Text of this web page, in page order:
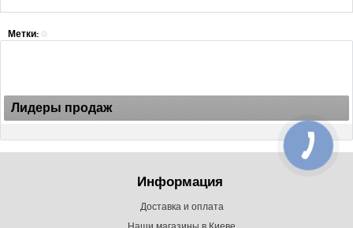
Метки:
Лидеры продаж
Информация
Доставка и оплата